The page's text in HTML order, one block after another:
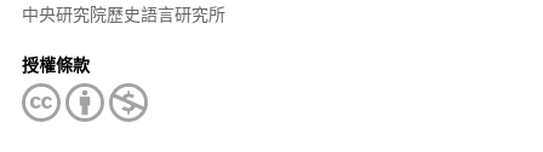
中央研究院歷史語言研究所
授權條款